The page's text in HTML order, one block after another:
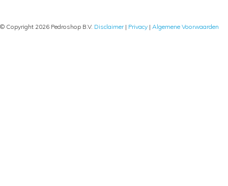
© Copyright 2026 Pedroshop B.V. Disclaimer| Privacy | Algemene Voorwaarden